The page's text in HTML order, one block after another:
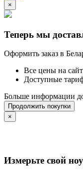
×
Теперь мы
Оформить заказ в
Все цены на
Доступные
Больше информации
Продолжить покупки
×
Измерьте свой